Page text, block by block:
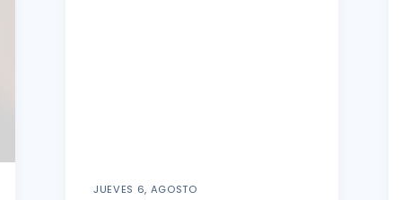
JUEVES 6, AGOSTO